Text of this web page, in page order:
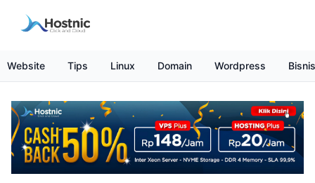
Website Tips Linux Domain Wordpress Bisnis